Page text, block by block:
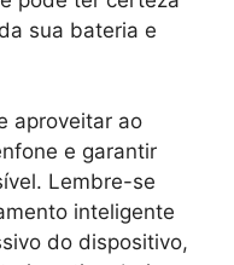
sua bateria e
aproveitar ao
e garantir
Lembre-se
inteligente
do dispositivo,